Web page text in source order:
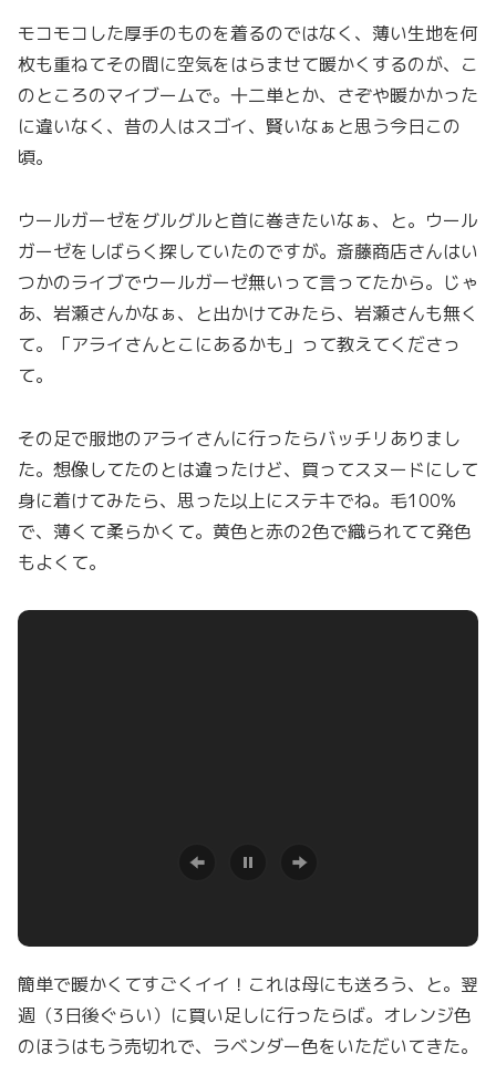
モコモコした厚手のものを着るのではなく、薄い生地を何
枚も重ねてその間に空気をはらませて暖かくするのが、こ
のところのマイブームで。十二単とか、さぞや暖かかった
に違いなく、昔の人はスゴイ、賢いなぁと思う今日この
頃。
ウールガーゼをグルグルと首に巻きたいなぁ、と。ウール
ガーゼをしばらく探していたのですが。斎藤商店さんはい
つかのライブでウールガーゼ無いって言ってたから。じゃ
あ、岩瀬さんかなぁ、と出かけてみたら、岩瀬さんも無く
て。「アライさんとこにあるかも」って教えてくださっ
て。
その足で服地のアライさんに行ったらバッチリありまし
た。想像してたのとは違ったけど、買ってスヌードにして
身に着けてみたら、思った以上にステキでね。毛100%
で、薄くて柔らかくて。黄色と赤の2色で織られてて発色
もよくて。
簡単で暖かくてすごくイイ！これは母にも送ろう、と。翌
週（3日後ぐらい）に買い足しに行ったらば。オレンジ色
のほうはもう売切れで、ラベンダー色をいただいてきた。